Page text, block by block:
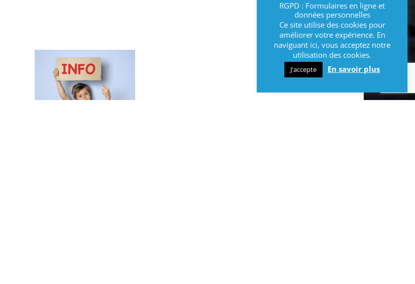
RGPD : Formulaires en ligne et
données personnelles
Ce site utilise des cookies pour
améliorer votre expérience. En
naviguant ici, vous acceptez notre
utilisation des cookies.
J'accepte En savoir plus